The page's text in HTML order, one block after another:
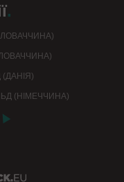
.
(НІМЕЧЧИНА)